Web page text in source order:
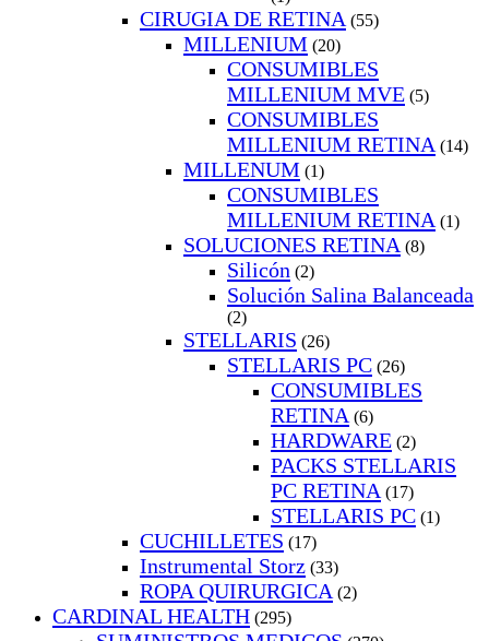
CIRUGIA DE RETINA (55)
MILLENIUM (20)
CONSUMIBLES
MILLENIUM MVE (5)
CONSUMIBLES
MILLENIUM RETINA (14)
MILLENUM (1)
CONSUMIBLES
MILLENIUM RETINA (1)
SOLUCIONES RETINA (8)
Silicón (2)
Solución Salina Balanceada
(2)
STELLARIS (26)
STELLARIS PC (26)
CONSUMIBLES
RETINA (6)
HARDWARE (2)
PACKS STELLARIS
PC RETINA (17)
STELLARIS PC (1)
CUCHILLETES (17)
Instrumental Storz (33)
ROPA QUIRURGICA (2)
CARDINAL HEALTH (295)